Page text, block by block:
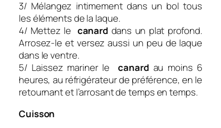
3/ Mélangez intimement dans un bol tous
les éléments de la laque.
4/ Mettez le canard dans un plat profond.
Arrosez-le et versez aussi un peu de laque
dans le ventre.
5/ Laissez mariner lecanardau moins 6
heures, au réfrigérateur de préférence, en le
retournant et l’arrosant de temps en temps.
Cuisson